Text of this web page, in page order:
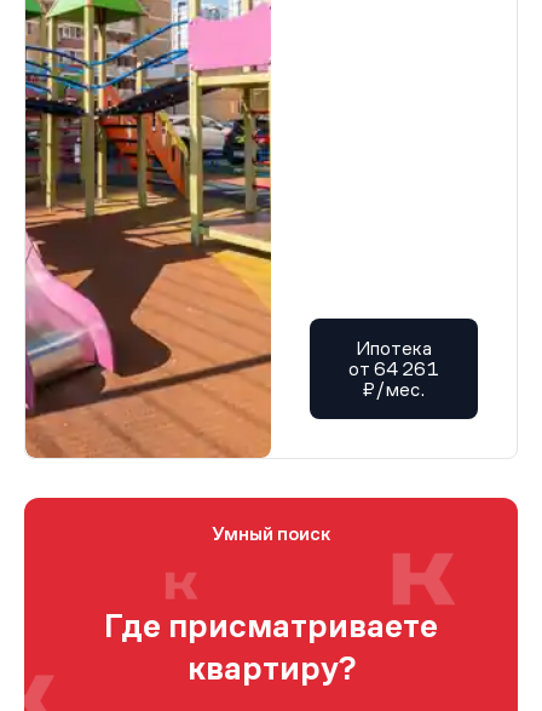
Ипотека
от 64 261
₽/мес.
Умный поиск
Где присматриваете
квартиру?